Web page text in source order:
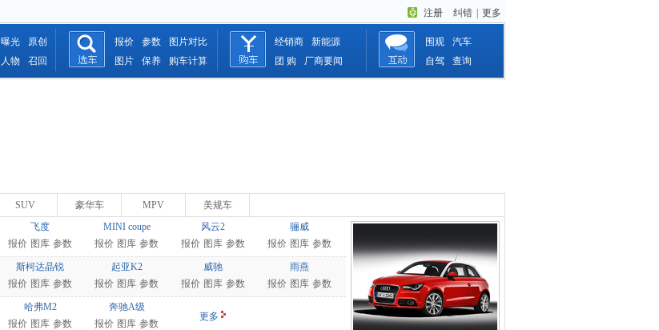
注册 纠错 更多
曝光
原创
人物 召回
报价 参数
图片对比
图片
保养 购车计算
经销商
新能源
团 购
厂商要闻
围观
汽车
自驾
查询
SUV 豪华车 MPV
美规车
飞度
报价 图库 参数
MINI coupe
报价 图库 参数
风云2
报价 图库 参数
骊威
报价 图库 参数
斯柯达晶锐
报价 图库 参数
起亚K2
报价 图库 参数
威驰
报价 图库 参数
雨燕
报价 图库 参数
哈弗M2
报价 图库 参数
奔驰A级
报价 图库 参数
更多